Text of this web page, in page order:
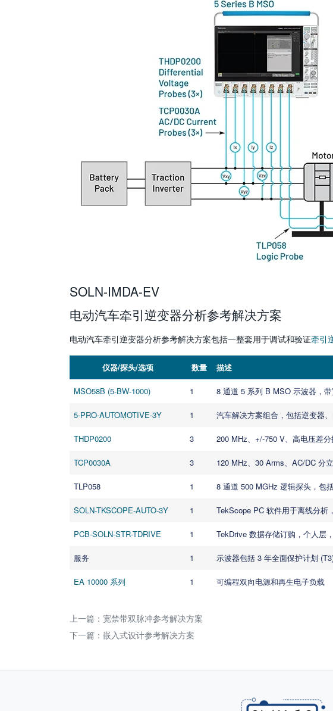
SOLN-IMDA-EV
电动汽车牵引逆变器分析参考解决方案
电动汽车牵引逆变器分析参考解决方案包括一整套用于调试和验证牵引
仪器/探头/选项 数量 描述
MSO58B (5-BW-1000) 1 8 通道 5 系列 B MSO 示波器，
5-PRO-AUTOMOTIVE-3Y 1 汽车解决方案组合，包括逆变器
THDP0200 3 200 MHz、+/-750 V、高电压差
TCP0030A 3 120 MHz、30 Arms、AC/DC 分
TLP058 1 8 通道 500 MGHz 逻辑探头，包
SOLN-TKSCOPE-AUTO-3Y 1 TekScope PC 软件用于离线分析
PCB-SOLN-STR-TDRIVE 1 TekDrive 数据存储订购，个人层
服务 1 示波器包括 3 年全面保护计划
EA 10000 系列 1 可编程双向电源和再生电子负载
上一篇： 宽禁带双脉冲参考解决方案
下一篇： 嵌入式设计参考解决方案